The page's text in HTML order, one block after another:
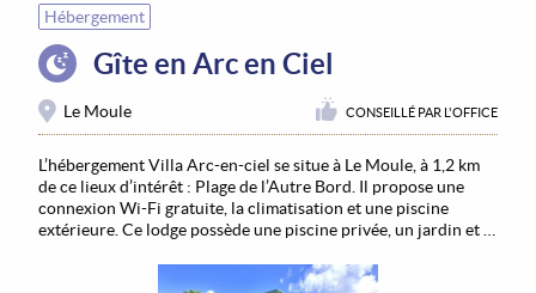
Hébergement
Gîte en Arc en Ciel
Le Moule CONSEILLÉ PAR L'OFFICE
L’hébergement Villa Arc-en-ciel se situe à Le Moule, à 1,2 km
de ce lieux d’intérêt : Plage de l’Autre Bord. Il propose une
connexion Wi-Fi gratuite, la climatisation et une piscine
extérieure. Ce lodge possède une piscine privée, un jardin et …